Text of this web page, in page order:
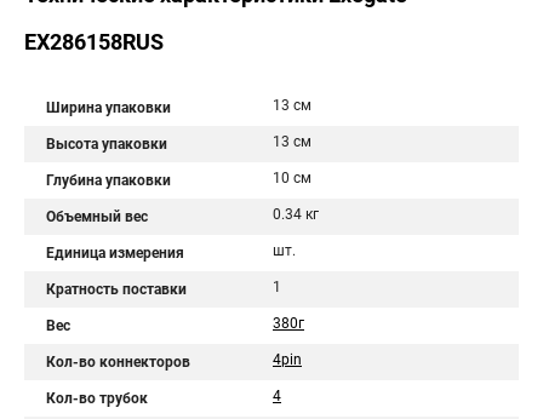
EX286158RUS
Ширина упаковки 13 см
Высота упаковки 13 см
Глубина упаковки 10 см
Объемный вес 0.34 кг
Единица измерения шт.
Кратность поставки 1
Вес 380г
Кол-во коннекторов 4pin
Кол-во трубок 4